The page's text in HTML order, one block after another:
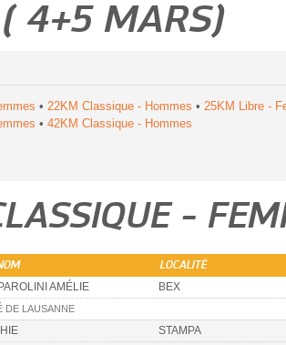
4+5 MARS)
• 22KM Classique - Hommes • 25KM Libre -
• 42KM Classique - Hommes
-
LOCALITÉ
AMÉLIE BEX
DE LAUSANNE
STAMPA